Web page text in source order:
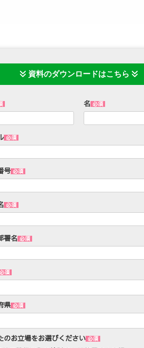
資料のダウンロードはこちら